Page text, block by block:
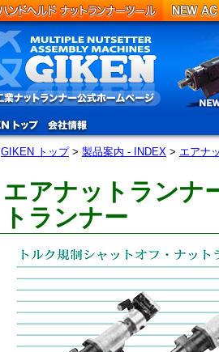
GIKEN トップ> 製品案内 - INDEX > エアナ
エアナットラン
トランナー